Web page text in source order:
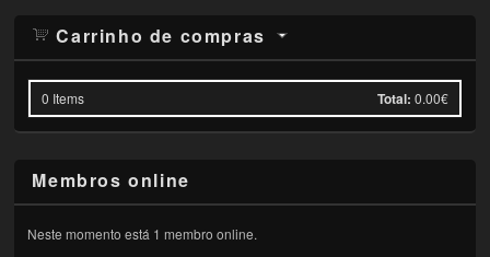
Carrinho de compras
0 Items Total: 0.00€
Membros online
Neste momento está 1 membro online.